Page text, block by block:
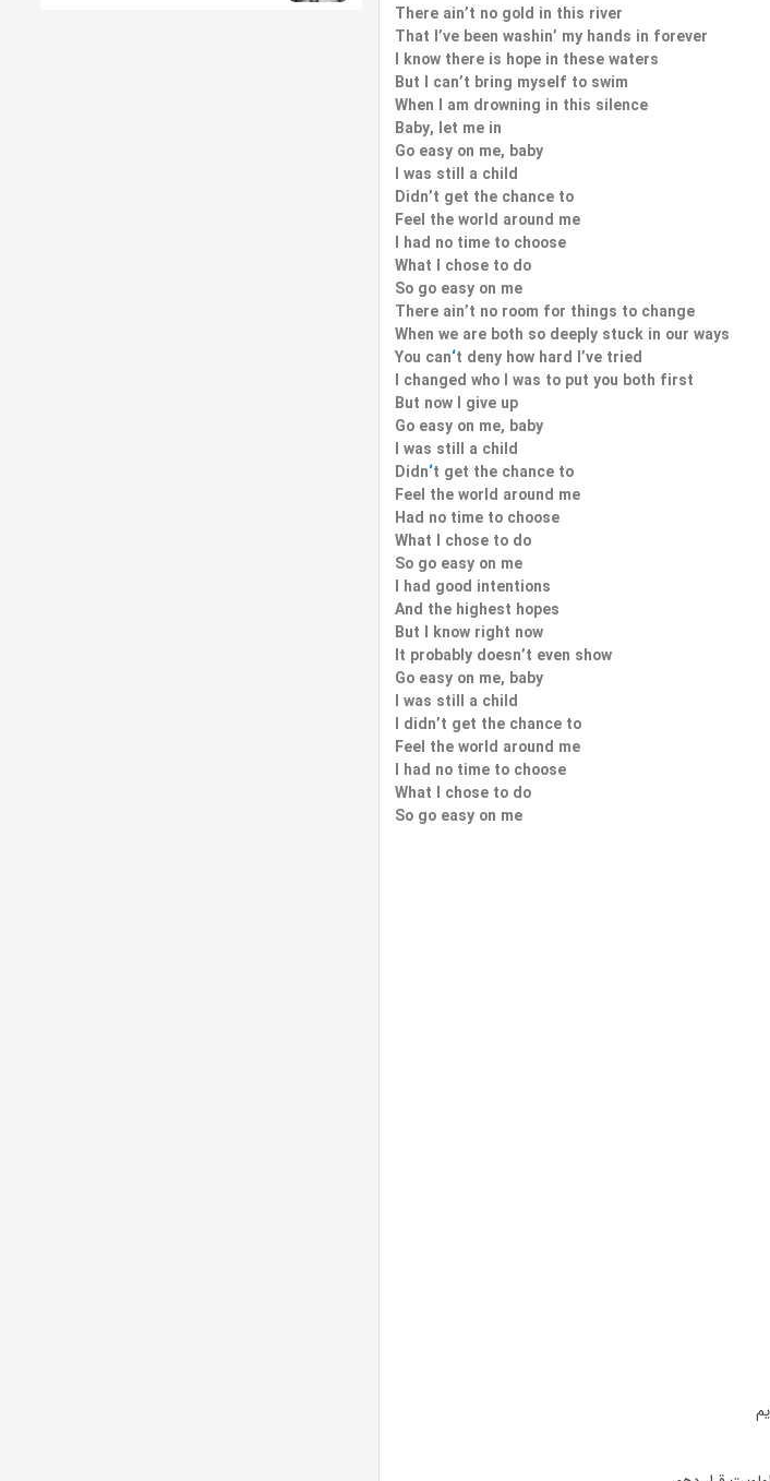
There ain’t no gold in this river
That I’ve been washin’ my hands in forever
I know there is hope in these waters
But I can’t bring myself to swim
When I am drowning in this silence
Baby, let me in
Go easy on me, baby
I was still a child
Didn’t get the chance to
Feel the world around me
I had no time to choose
What I chose to do
So go easy on me
There ain’t no room for things to change
When we are both so deeply stuck in our ways
You can‘t deny how hard I’ve tried
I changed who I was to put you both first
But now I give up
Go easy on me, baby
I was still a child
Didn‘t get the chance to
Feel the world around me
Had no time to choose
What I chose to do
So go easy on me
I had good intentions
And the highest hopes
But I know right now
It probably doesn’t even show
Go easy on me, baby
I was still a child
I didn’t get the chance to
Feel the world around me
I had no time to choose
What I chose to do
So go easy on me